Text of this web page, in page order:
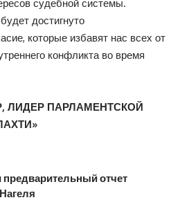
судебной системы.
достигнуто
которые избавят нас всех от
конфликта во время
ЛИДЕР ПАРЛАМЕНТСКОЙ
предварительный отчет